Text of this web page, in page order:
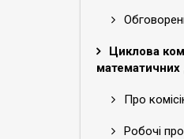
Циклова
Про
Робочі